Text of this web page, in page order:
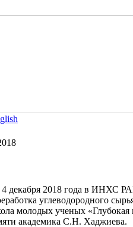
декабря 2018 года в ИНХС
углеводородного
молодых ученых «Глубокая
академика С.Н. Хаджиева.